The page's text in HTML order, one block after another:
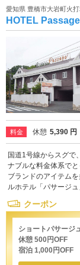
愛知県 豊橋市大岩町火打
HOTEL
料金 休憩 5,390 円
国道1号線からスグで
ナブルな料金体系で
ブランドのアイテム
ルホテル「パサージ
クーポン
ショートパサージ
休憩 500円OFF
宿泊 1,000円OFF